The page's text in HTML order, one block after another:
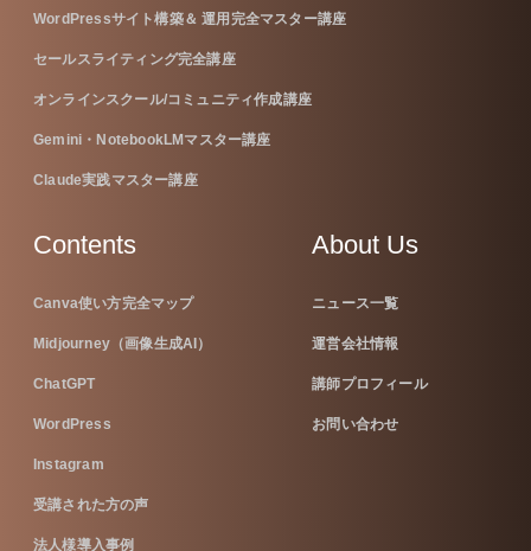
WordPressサイト構築＆ 運用完全マスター講座
セールスライティング完全講座
オンラインスクール/コミュニティ作成講座
Gemini・NotebookLMマスター講座
Claude実践マスター講座
Contents
Canva使い方完全マップ
Midjourney（画像生成AI）
ChatGPT
WordPress
Instagram
受講された方の声
法人様導入事例
About Us
ニュース一覧
運営会社情報
講師プロフィール
お問い合わせ